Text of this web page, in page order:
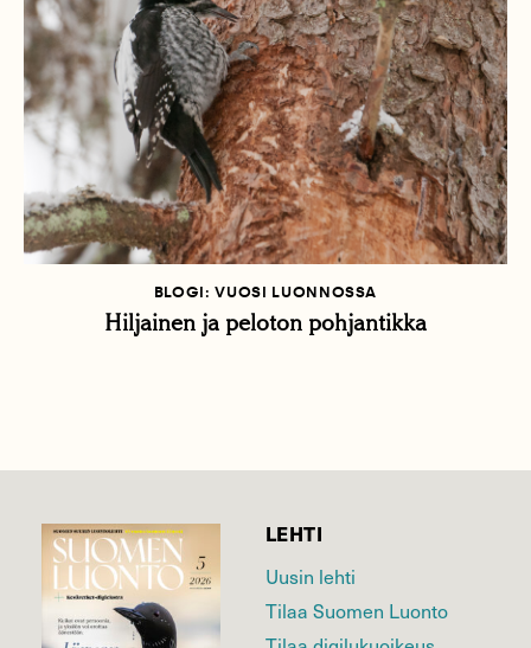
BLOGI: VUOSI LUONNOSSA
Hiljainen ja peloton pohjantikka
LEHTI
Uusin lehti
Tilaa Suomen Luonto